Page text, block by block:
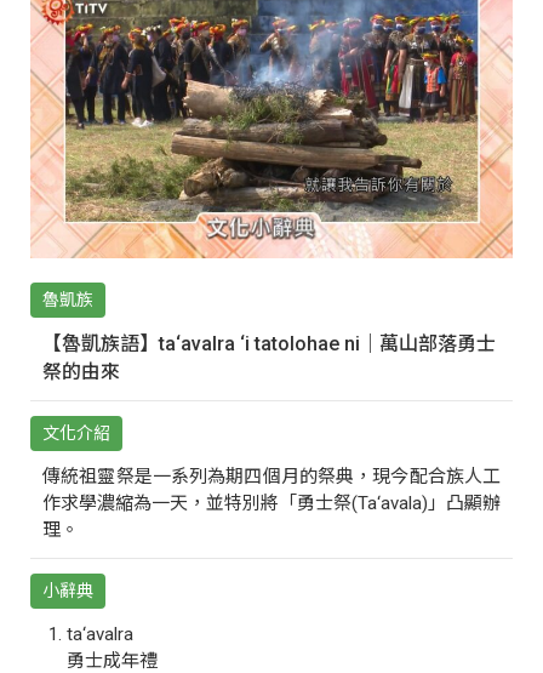
魯凱族
【魯凱族語】ta‘avalra ‘i tatolohae ni｜萬山部落勇士
祭的由來
文化介紹
傳統祖靈祭是一系列為期四個月的祭典，現今配合族人工
作求學濃縮為一天，並特別將「勇士祭(Ta‘avala)」凸顯辦
理。
小辭典
ta‘avalra
勇士成年禮